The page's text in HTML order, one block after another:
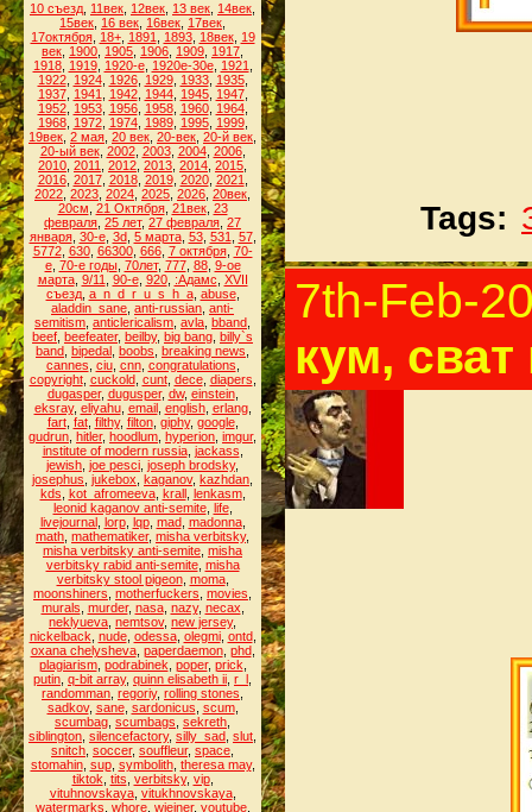
10 съезд 11век 12век 13 век 14век
15век 16 век 16век 17век
17октября, 18+, 1891 1893, 18век, 19
век 1900 1905 1906 1909 1917
1918, 1919, 1920-е, 1920е-30е, 1921
1922, 1924, 1926, 1929, 1933, 1935,
1937, 1941 1942, 1944, 1945, 1947,
1952, 1953, 1956, 1958, 1960, 1964,
1968, 1972, 1974, 1989, 1995, 1999,
19век 2 мая 20 век 20-век 20-й век
20-ый век, 2002, 2003, 2004, 2006,
2010 2011 2012 2013 2014 2015
2016, 2017, 2018, 2019, 2020, 2021
2022 2023 2024 2025 2026 20век
20см 21 Октября, 21век, 23
февраля 25 лет, 27 февраля 27
января, 30-е, 3d, 5 марта, 53, 531 57,
5772, 630, 66300, 666, 7 октября, 70-
е, 70-е годы, 70лет, 777, 88, 9-ое
марта, 9/11 90-е, 920, :Адамс XVII
съезд, a_n_d_r_u_s_h_a, abuse,
aladdin_sane anti-russian anti-
semitism anticlericalism avla bband
beef beefeater, beilby, big bang billy`s
band bipedal boobs breaking news
cannes ciu, cnn, congratulations
copyright, cuckold, cunt, dece, diapers
dugasper, dugusper, dw, einstein,
eksray, eliyahu, email, english, erlang,
fart, fat, filthy, filton, giphy, google,
gudrun hitler, hoodlum hyperion imgur,
institute of modern russia, jackass
jewish joe pesci joseph brodsky,
josephus jukebox kaganov, kazhdan
kds kot_afromeeva, krall, lenkasm,
leonid kaganov anti-semite, life,
livejournal, lorp, lqp, mad, madonna,
math mathematiker, misha verbitsky,
misha verbitsky anti-semite misha
verbitsky rabid anti-semite, misha
verbitsky stool pigeon, moma,
moonshiners motherfuckers movies
murals murder, nasa, nazy, necax
neklyueva nemtsov, new jersey,
nickelback nude, odessa, olegmi, ontd,
oxana chelysheva, paperdaemon, phd,
plagiarism, podrabinek poper, prick
putin q-bit array, quinn elisabeth ii r_l
randomman regoriy, rolling stones
sadkov, sane, sardonicus scum,
scumbag scumbags sekreth
siblington silencefactory, silly_sad slut
snitch soccer, souffleur, space
stomahin, sup, symbolith, theresa may,
tiktok tits verbitsky, vip,
vituhnovskaya, vitukhnovskaya,
watermarks whore, wieiner, youtube,
Tags:
7th-Feb-
кум,